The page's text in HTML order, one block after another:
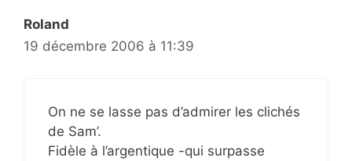
Roland
19 décembre 2006 à 11:39
On ne se lasse pas d’admirer les clichés
de Sam’.
Fidèle à l’argentique -qui surpasse